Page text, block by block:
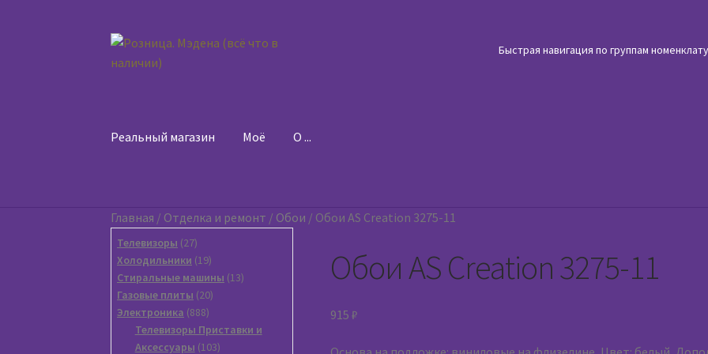
Перейти
к
Перейти
к
Быстрая навигация по группам
Реальный магазин Моё O ...
Главная / Отделка и ремонт / Обои / Обои AS Creation 3275-11
Обои AS Creation 3275-11
915 ₽
Телевизоры 2727
товаров
Холодильники 1919
товаров
Стиральные машины 1313
Газовые плиты 2020
Электроника 888888
товаров
Телевизоры Приставки и
Аксессуары 103103